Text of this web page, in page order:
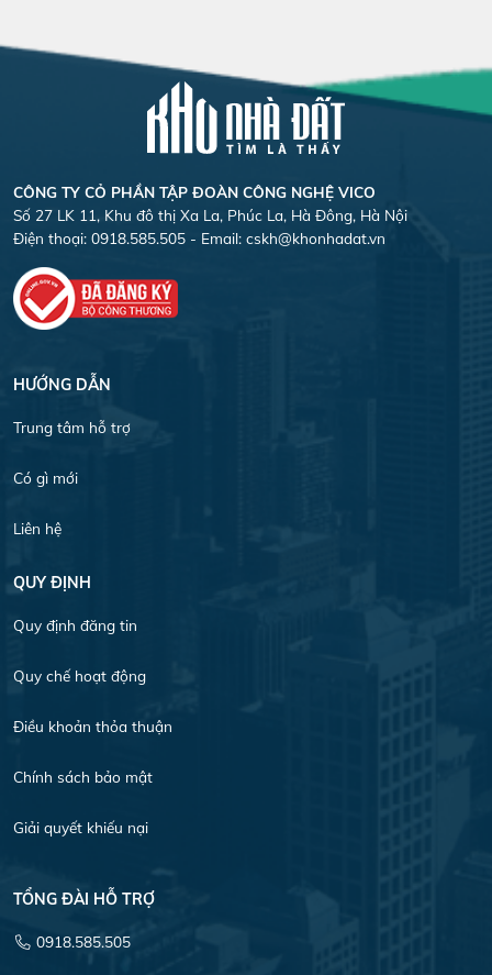
CÔNG TY CỎ PHẦN TẬP ĐOÀN CÔNG NGHỆ VICO
Số 27 LK 11, Khu đô thị Xa La, Phúc La, Hà Đông, Hà Nội
Điện thoại: 0918.585.505 - Email: cskh@khonhadat.vn
HƯỚNG DẪN
Trung tâm hỗ trợ
Có gì mới
Liên hệ
QUY ĐỊNH
Quy định đăng tin
Quy chế hoạt động
Điều khoản thỏa thuận
Chính sách bảo mật
Giải quyết khiếu nại
TỔNG ĐÀI HỖ TRỢ
0918.585.505